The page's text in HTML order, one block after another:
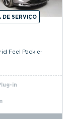
DE SERVIÇO
Feel Pack e-
in